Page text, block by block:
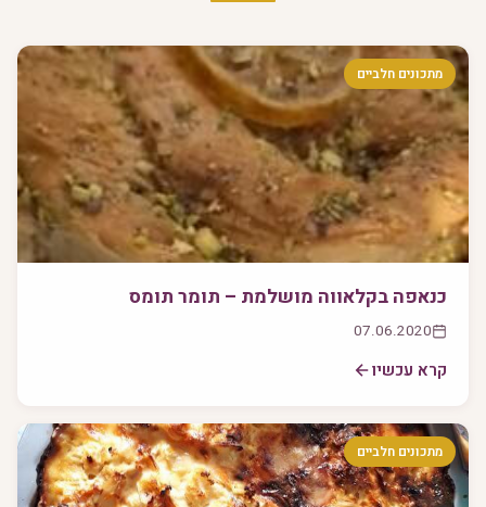
מתכונים חלביים
כנאפה בקלאווה מושלמת – תומר תומס
07.06.2020
קרא עכשיו
מתכונים חלביים